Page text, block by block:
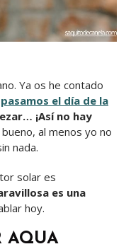
Ya os he contado
pasamos el día de la
¡Así no hay
al menos yo no
nada.
solar es
es una
hoy.
AQUA